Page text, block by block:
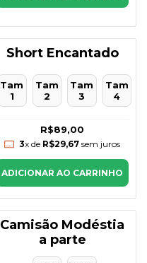
Short Encantado
Tam
1
Tam
2
Tam
3
Tam
4
R$89,00
3x de R$29,67sem juros
ADICIONAR AO CARRINHO
Camisão Modéstia
a parte